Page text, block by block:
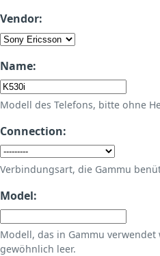
Vendor:
Name:
Modell des Telefons, bitte ohne
Connection:
Verbindungsart, die Gammu
Model:
Modell, das in Gammu
gewöhnlich leer.